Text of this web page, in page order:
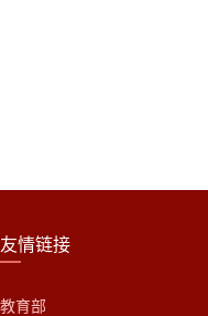
友情链接
教育部